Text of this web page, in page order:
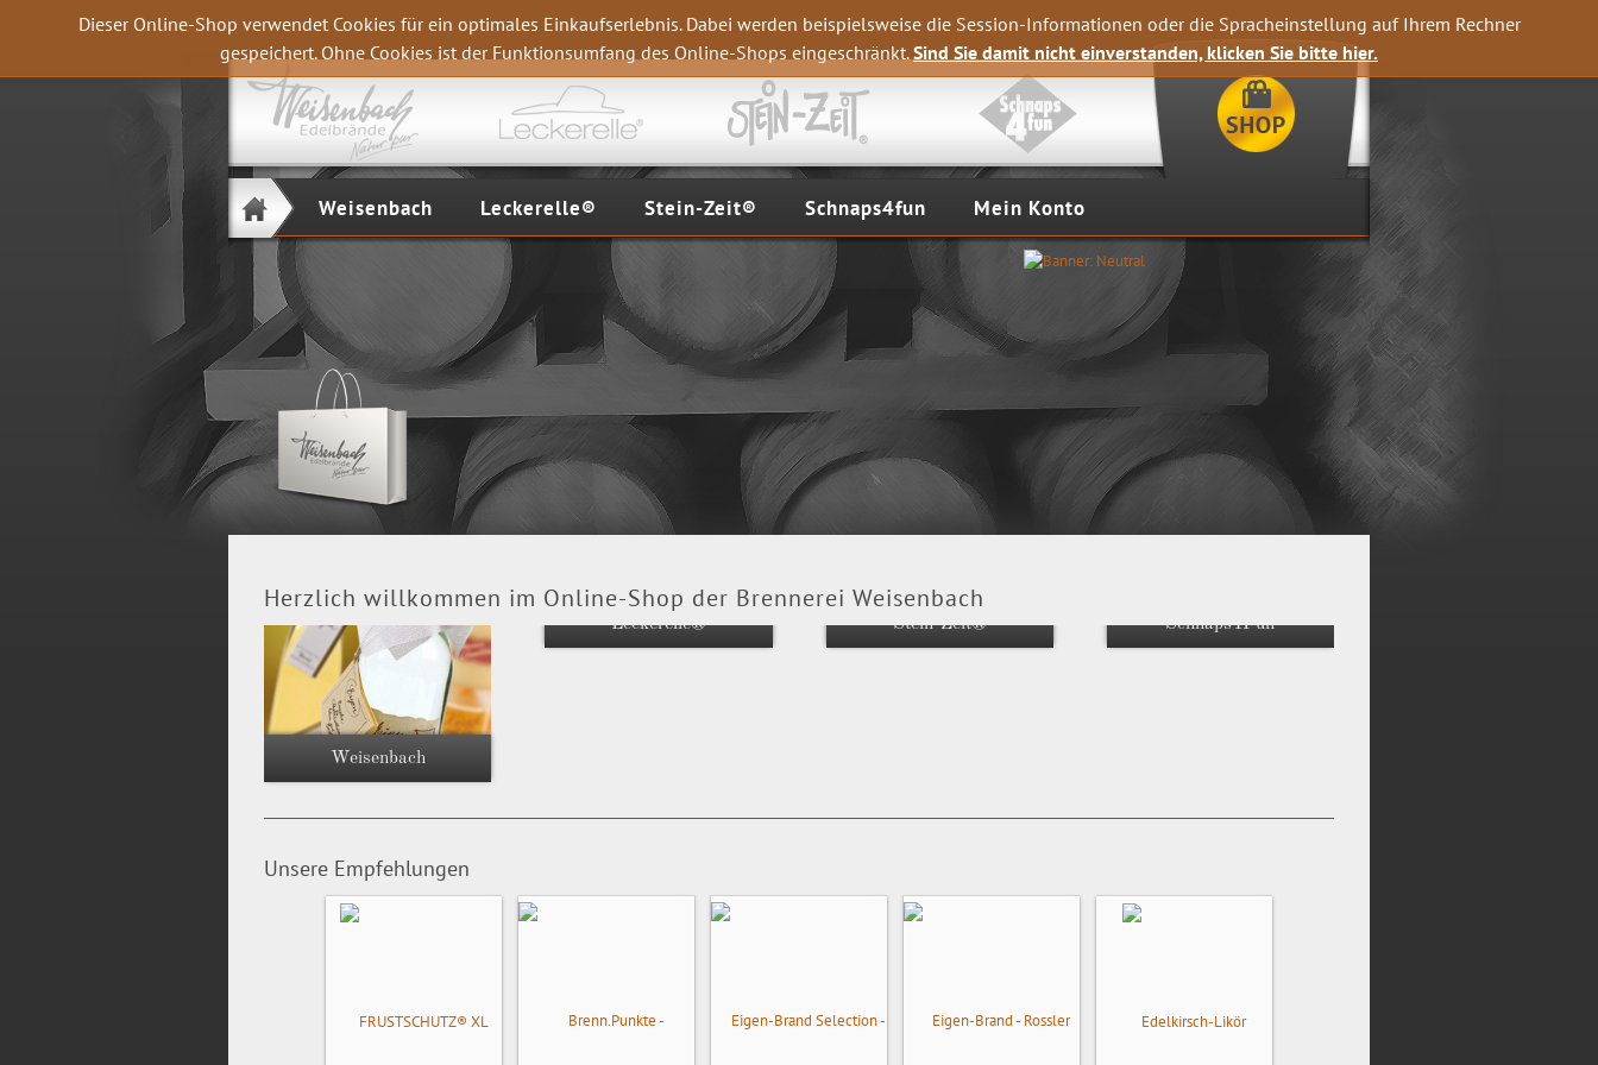
Dieser Online-Shop verwendet Cookies für ein optimales Einkaufserlebnis. Dabei werden beispielsweise die Session-Informationen oder die Spracheinstellung auf Ihrem Rechner
gespeichert. Ohne Cookies ist der Funktionsumfang des Online-Shops eingeschränkt.Sind Sie damit nicht einverstanden, klicken Sie bitte hier.
Weisenbach Leckerelle® Stein-Zeit® Schnaps4fun Mein Konto
Herzlich willkommen im Online-Shop der Brennerei Weisenbach
Weisenbach
Leckerelle® Stein-Zeit® Schnaps4Fun
Unsere Empfehlungen